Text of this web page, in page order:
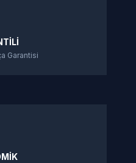
Garantisi